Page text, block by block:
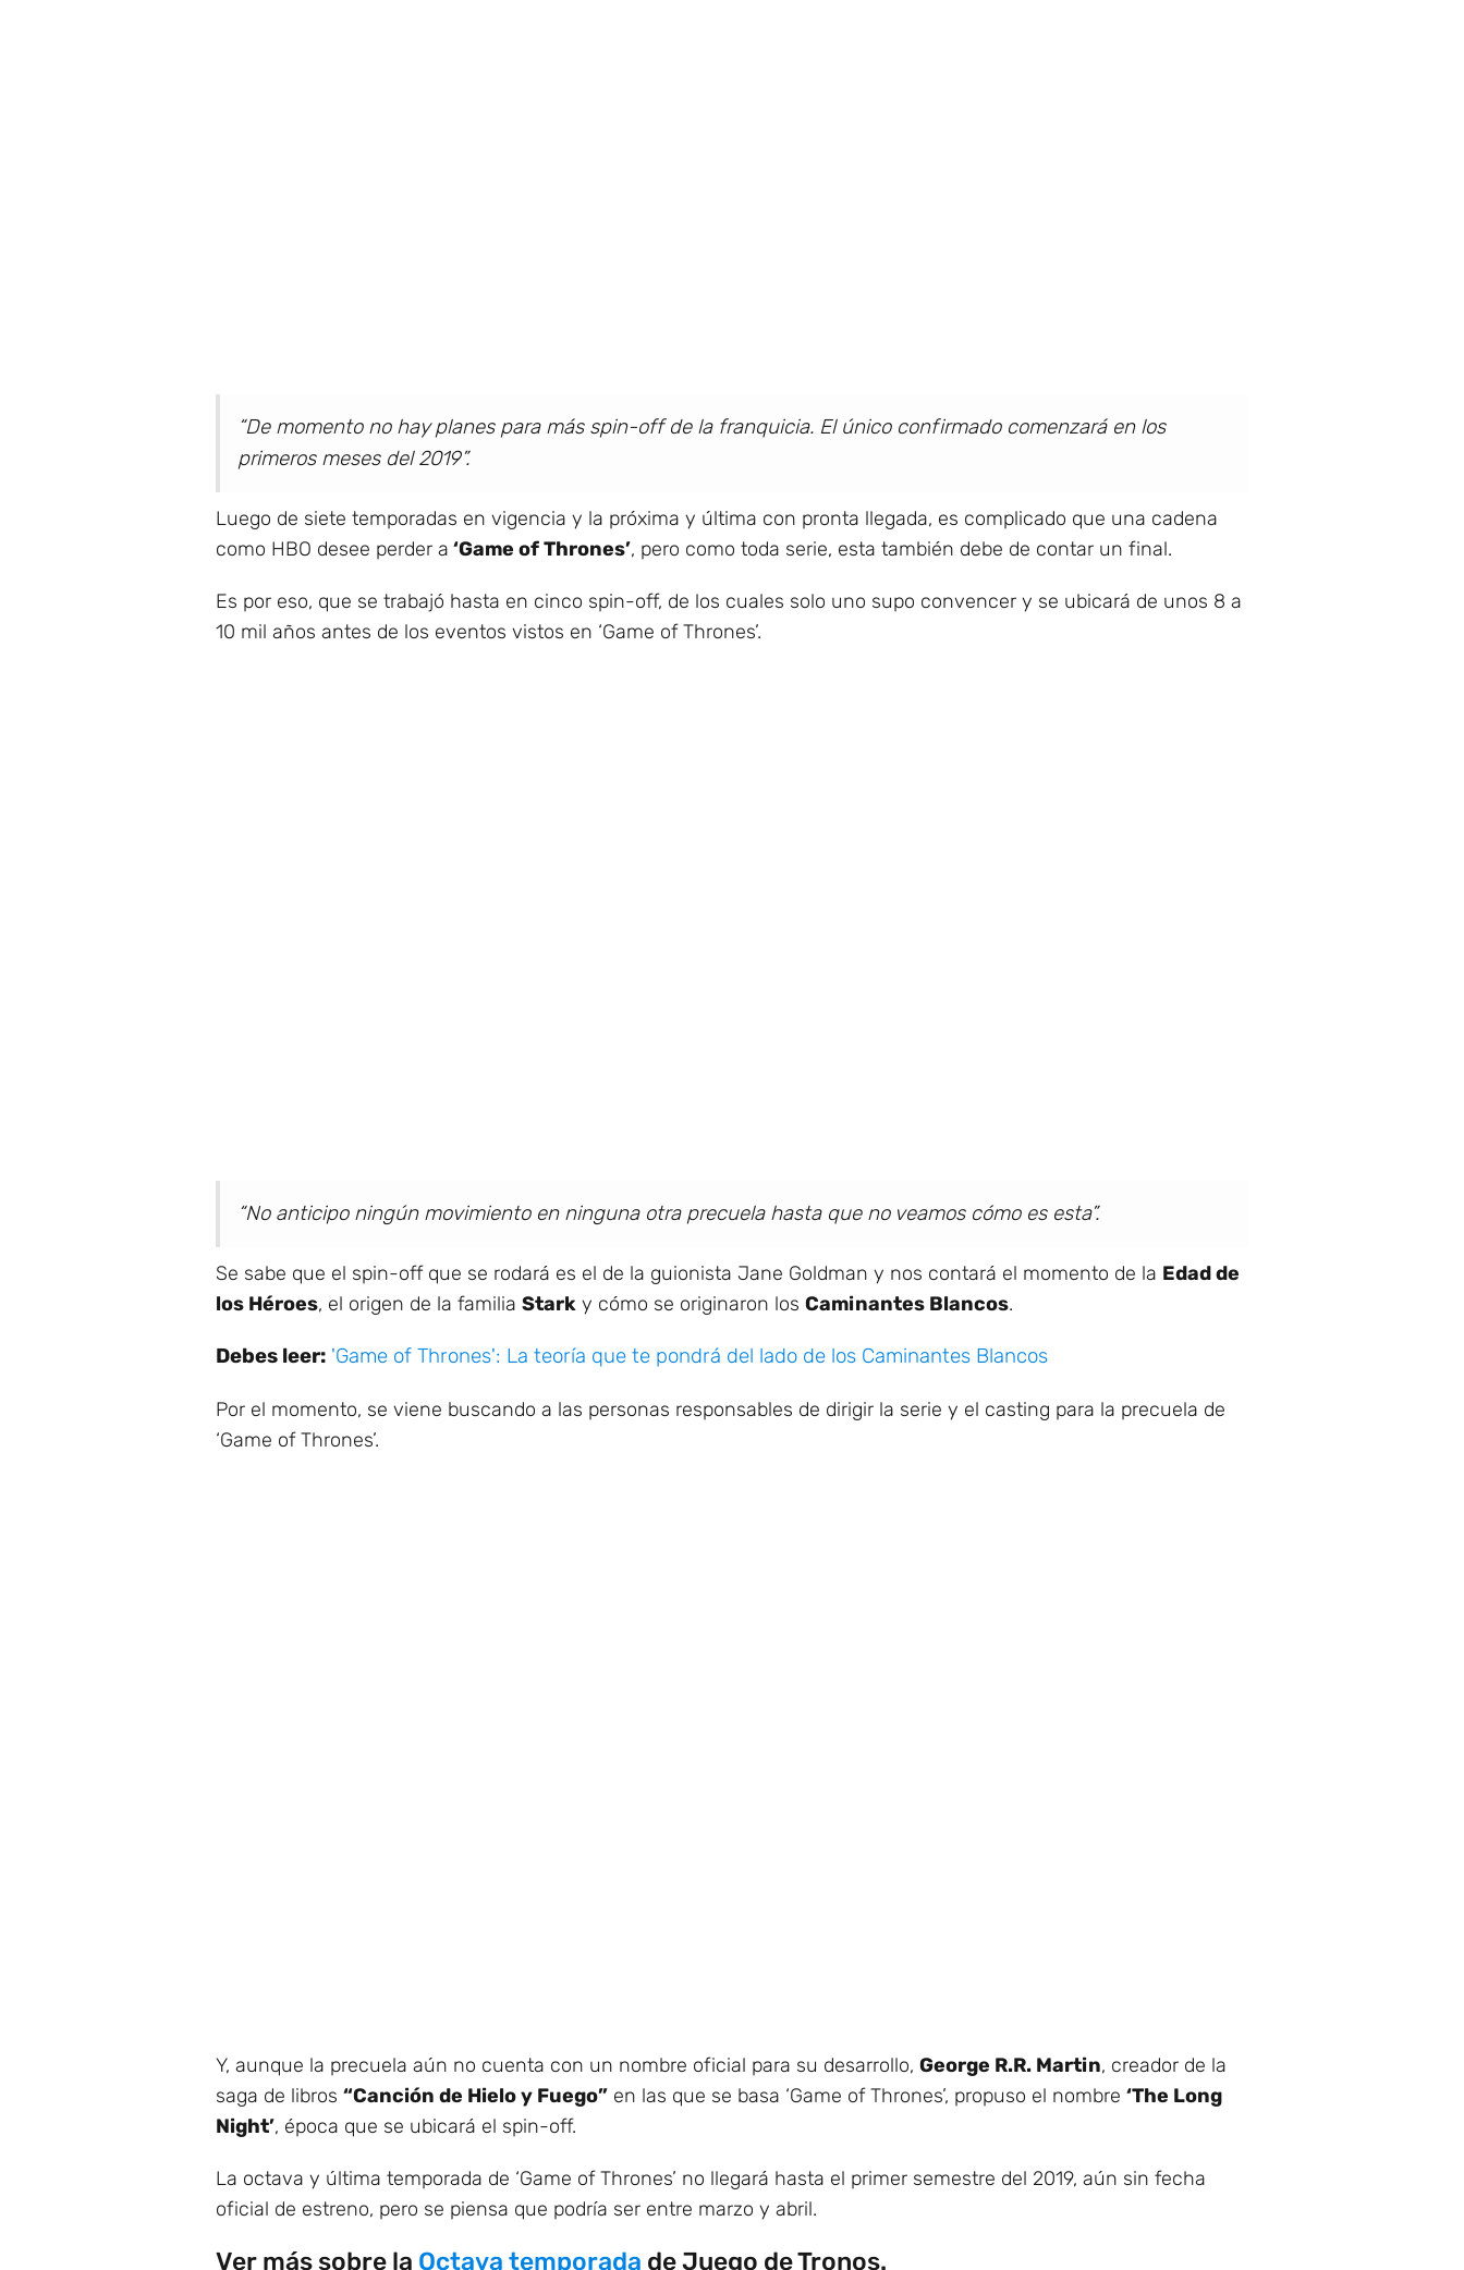
“De momento no hay planes para más spin-off de la franquicia. El único confirmado comenzará en los
primeros meses del 2019”.
Luego de siete temporadas en vigencia y la próxima y última con pronta llegada, es complicado que una cadena
como HBO desee perder a ‘Game of Thrones’, pero como toda serie, esta también debe de contar un final.
Es por eso, que se trabajó hasta en cinco spin-off, de los cuales solo uno supo convencer y se ubicará de unos 8 a
10 mil años antes de los eventos vistos en ‘Game of Thrones’.
“No anticipo ningún movimiento en ninguna otra precuela hasta que no veamos cómo es esta”.
Se sabe que el spin-off que se rodará es el de la guionista Jane Goldman y nos contará el momento de la Edad de
los Héroes, el origen de la familia Stark y cómo se originaron los Caminantes Blancos.
Debes leer: 'Game of Thrones': La teoría que te pondrá del lado de los Caminantes Blancos
Por el momento, se viene buscando a las personas responsables de dirigir la serie y el casting para la precuela de
‘Game of Thrones’.
Y, aunque la precuela aún no cuenta con un nombre oficial para su desarrollo, George R.R. Martin, creador de la
saga de libros “Canción de Hielo y Fuego” en las que se basa ‘Game of Thrones’, propuso el nombre ‘The Long
Night’, época que se ubicará el spin-off.
La octava y última temporada de ‘Game of Thrones’ no llegará hasta el primer semestre del 2019, aún sin fecha
oficial de estreno, pero se piensa que podría ser entre marzo y abril.
Ver más sobre la Octava temporada de Juego de Tronos.